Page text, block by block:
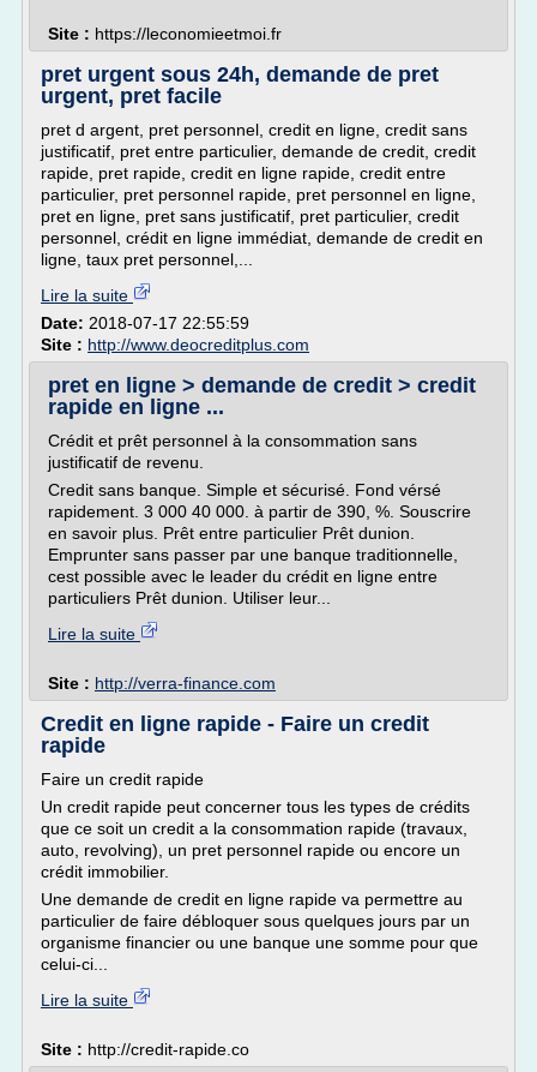
Site : https://leconomieetmoi.fr
pret urgent sous 24h, demande de pret
urgent, pret facile
pret d argent, pret personnel, credit en ligne, credit sans
justificatif, pret entre particulier, demande de credit, credit
rapide, pret rapide, credit en ligne rapide, credit entre
particulier, pret personnel rapide, pret personnel en ligne,
pret en ligne, pret sans justificatif, pret particulier, credit
personnel, crédit en ligne immédiat, demande de credit en
ligne, taux pret personnel,...
Lire la suite
Date: 2018-07-17 22:55:59
Site : http://www.deocreditplus.com
pret en ligne > demande de credit > credit
rapide en ligne ...
Crédit et prêt personnel à la consommation sans
justificatif de revenu.
Credit sans banque. Simple et sécurisé. Fond vérsé
rapidement. 3 000 40 000. à partir de 390, %. Souscrire
en savoir plus. Prêt entre particulier Prêt dunion.
Emprunter sans passer par une banque traditionnelle,
cest possible avec le leader du crédit en ligne entre
particuliers Prêt dunion. Utiliser leur...
Lire la suite
Site : http://verra-finance.com
Credit en ligne rapide - Faire un credit
rapide
Faire un credit rapide
Un credit rapide peut concerner tous les types de crédits
que ce soit un credit a la consommation rapide (travaux,
auto, revolving), un pret personnel rapide ou encore un
crédit immobilier.
Une demande de credit en ligne rapide va permettre au
particulier de faire débloquer sous quelques jours par un
organisme financier ou une banque une somme pour que
celui-ci...
Lire la suite
Site : http://credit-rapide.co